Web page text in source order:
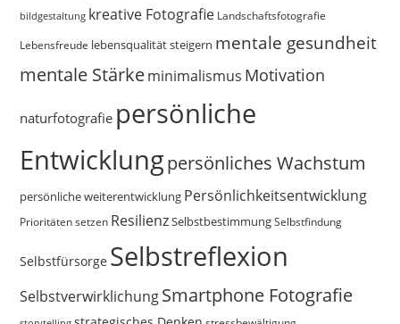
bildgestaltung kreative Fotografie Landschaftsfotografie
Lebensfreude lebensqualität steigern mentale gesundheit
mentale Stärkeminimalismus Motivation
naturfotografie persönliche
Entwicklungpersönliches Wachstum
persönliche weiterentwicklung Persönlichkeitsentwicklung
Prioritäten setzen ResilienzSelbstbestimmung Selbstfindung
Selbstfürsorge Selbstreflexion
SelbstverwirklichungSmartphone Fotografie